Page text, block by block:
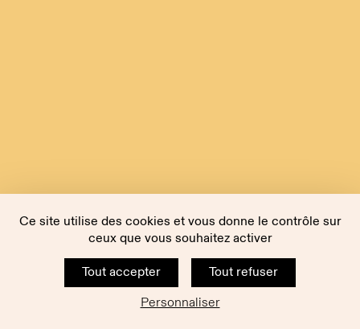
Ce site utilise des cookies et vous donne le contrôle sur
ceux que vous souhaitez activer
Tout accepter
Tout refuser
Personnaliser